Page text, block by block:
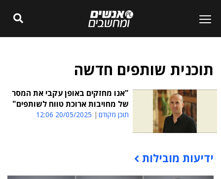
תוכנית שותפים חדשה
"אנו מחזקים באופן עקבי את המסר
של מחויבות ארוכת טווח לשותפים"
תוכן מקודם 20/05/2025 12:06
תוכן פרסומי
ידיעות מובילות